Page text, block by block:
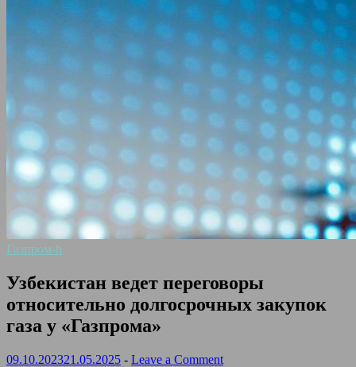
Газпром-h
Узбекистан ведет переговоры
относительно долгосрочных закупок
газа у «Газпрома»
09.10.202321.05.2025 - Leave a Comment